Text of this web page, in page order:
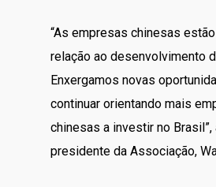
“As empresas chinesas
relação ao desenvolvimento
Enxergamos novas
continuar orientando mais
chinesas a investir no Brasil”,
presidente da Associação,